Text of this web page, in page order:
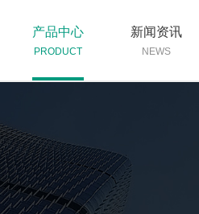
产品中心
PRODUCT
新闻资讯
NEWS